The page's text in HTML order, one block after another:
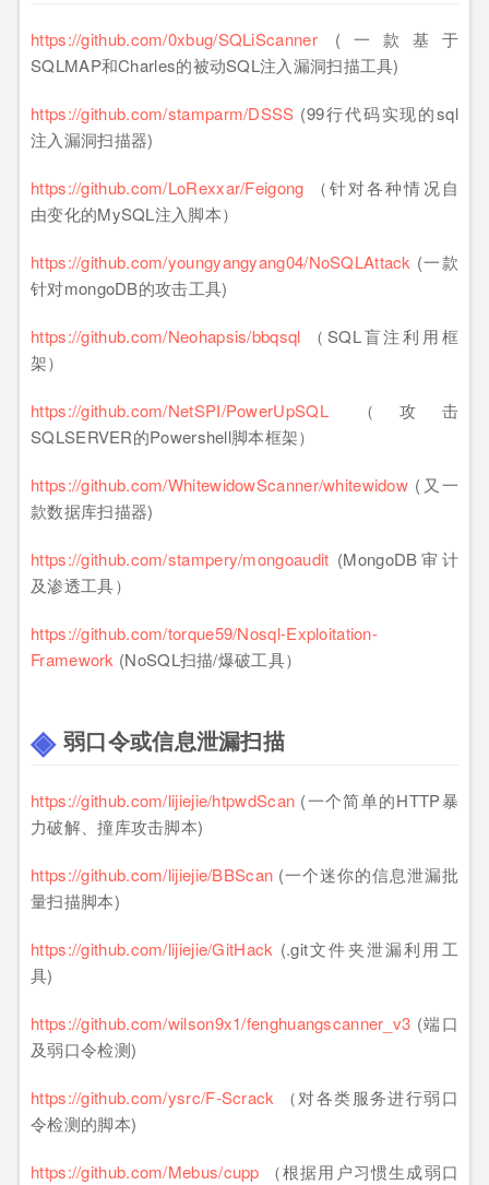
https://github.com/0xbug/SQLiScanner(一款基于
SQLMAP和Charles的被动SQL注入漏洞扫描工具)
https://github.com/stamparm/DSSS (99行代码实现的sql
注入漏洞扫描器)
https://github.com/LoRexxar/Feigong （针对各种情况自
由变化的MySQL注入脚本）
https://github.com/youngyangyang04/NoSQLAttack (一款
针对mongoDB的攻击工具)
https://github.com/Neohapsis/bbqsql （SQL盲注利用框
架）
https://github.com/NetSPI/PowerUpSQL（攻击
SQLSERVER的Powershell脚本框架）
https://github.com/WhitewidowScanner/whitewidow (又一
款数据库扫描器)
https://github.com/stampery/mongoaudit (MongoDB审计
及渗透工具）
https://github.com/torque59/Nosql-Exploitation-
Framework (NoSQL扫描/爆破工具）
弱口令或信息泄漏扫描
https://github.com/lijiejie/htpwdScan (一个简单的HTTP暴
力破解、撞库攻击脚本)
https://github.com/lijiejie/BBScan (一个迷你的信息泄漏批
量扫描脚本)
https://github.com/lijiejie/GitHack (.git文件夹泄漏利用工
具)
https://github.com/wilson9x1/fenghuangscanner_v3 (端口
及弱口令检测)
https://github.com/ysrc/F-Scrack （对各类服务进行弱口
令检测的脚本)
https://github.com/Mebus/cupp （根据用户习惯生成弱口